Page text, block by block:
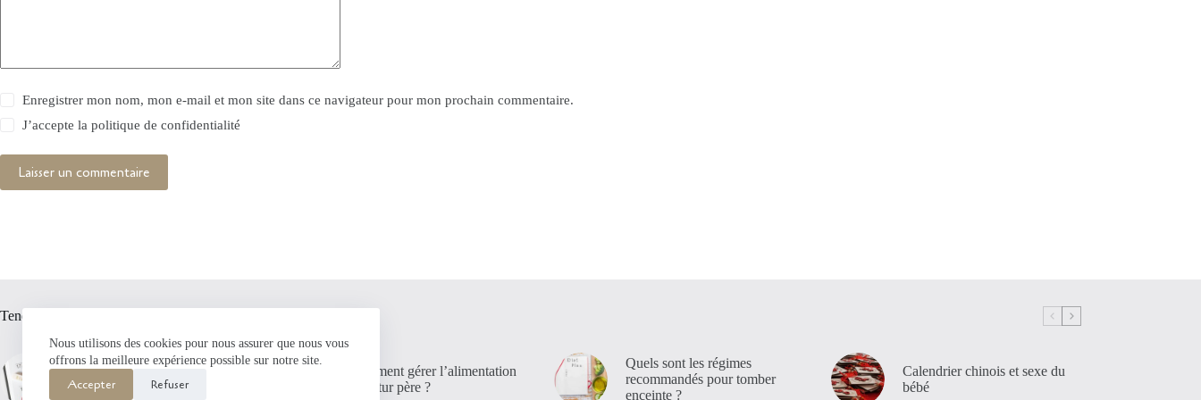
Nous utilisons des cookies pour nous assurer que nous vous
offrons la meilleure expérience possible sur notre site.
Accepter Refuser
Enregistrer mon nom, mon e-mail et mon site dans ce navigateur pour mon prochain commentaire.
J’accepte lapolitique de confidentialité
Laisser un commentaire
Tendance actuelle
Comment détecter l’ovulation
et la fertilité ?
Comment gérer l’alimentation
du futur père ?
Quels sont les régimes
recommandés pour tomber
enceinte ?
Calendrier chinois et sexe du
bébé